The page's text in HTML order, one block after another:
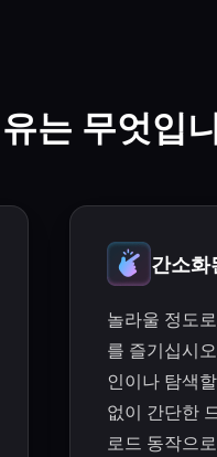
는 무엇입
간소화
놀라울 정도
를 즐기십시
인이나 탐색
없이 간단한
로드 동작으